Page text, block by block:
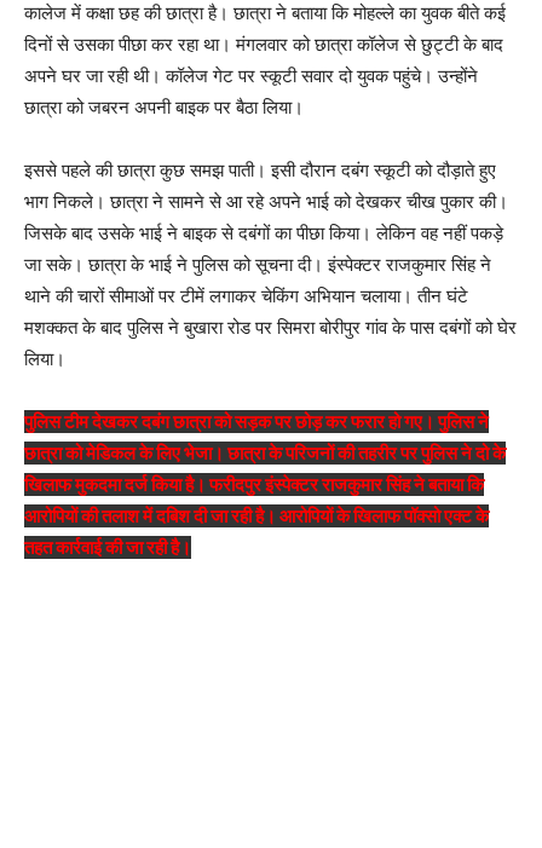
कालेज में कक्षा छह की छात्रा है। छात्रा ने बताया कि मोहल्ले का युवक बीते कई
दिनों से उसका पीछा कर रहा था। मंगलवार को छात्रा कॉलेज से छुट्टी के बाद
अपने घर जा रही थी। कॉलेज गेट पर स्कूटी सवार दो युवक पहुंचे। उन्होंने
छात्रा को जबरन अपनी बाइक पर बैठा लिया।
इससे पहले की छात्रा कुछ समझ पाती। इसी दौरान दबंग स्कूटी को दौड़ाते हुए
भाग निकले। छात्रा ने सामने से आ रहे अपने भाई को देखकर चीख पुकार की।
जिसके बाद उसके भाई ने बाइक से दबंगों का पीछा किया। लेकिन वह नहीं पकड़े
जा सके। छात्रा के भाई ने पुलिस को सूचना दी। इंस्पेक्टर राजकुमार सिंह ने
थाने की चारों सीमाओं पर टीमें लगाकर चेकिंग अभियान चलाया। तीन घंटे
मशक्कत के बाद पुलिस ने बुखारा रोड पर सिमरा बोरीपुर गांव के पास दबंगों को घेर
लिया।
पुलिस टीम देखकर दबंग छात्रा को सड़क पर छोड़ कर फरार हो गए। पुलिस ने
छात्रा को मेडिकल के लिए भेजा। छात्रा के परिजनों की तहरीर पर पुलिस ने दो के
खिलाफ मुकदमा दर्ज किया है। फरीदपुर इंस्पेक्टर राजकुमार सिंह ने बताया कि
आरोपियों की तलाश में दबिश दी जा रही है। आरोपियों के खिलाफ पॉक्सो एक्ट के
तहत कार्रवाई की जा रही है।